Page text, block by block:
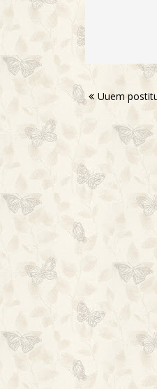
Uuem